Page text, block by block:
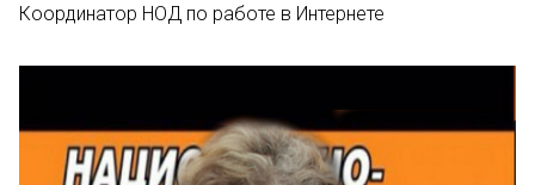
Координатор НОД по работе в Интернете